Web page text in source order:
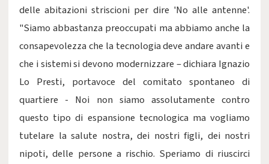
delle abitazioni striscioni per dire 'No alle antenne'.
"Siamo abbastanza preoccupati ma abbiamo anche la
consapevolezza che la tecnologia deve andare avanti e
che i sistemi si devono modernizzare – dichiara Ignazio
Lo Presti, portavoce del comitato spontaneo di
quartiere - Noi non siamo assolutamente contro
questo tipo di espansione tecnologica ma vogliamo
tutelare la salute nostra, dei nostri figli, dei nostri
nipoti, delle persone a rischio. Speriamo di riuscirci